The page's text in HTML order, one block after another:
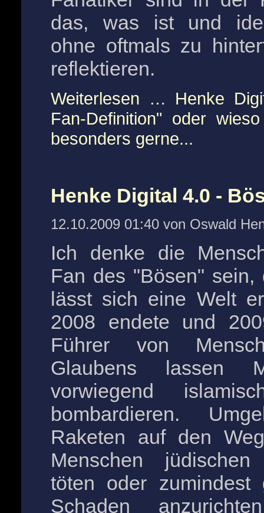
das, was ist und
ohne oftmals zu
reflektieren.
Weiterlesen … Henke
Fan-Definition" oder
besonders gerne...
Henke Digital 4.0 -
12.10.2009 01:40 von Oswald
Ich denke die
Fan des "Bösen" sein,
lässt sich eine Welt
2008 endete und
Führer von
Glaubens lassen
vorwiegend
bombardieren.
Raketen auf den
Menschen
töten oder zumindest
Schaden